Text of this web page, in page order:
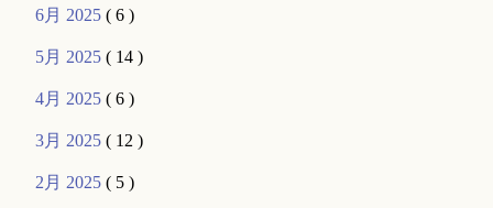
6月 2025( 6 )
5月 2025( 14 )
4月 2025( 6 )
3月 2025( 12 )
2月 2025( 5 )